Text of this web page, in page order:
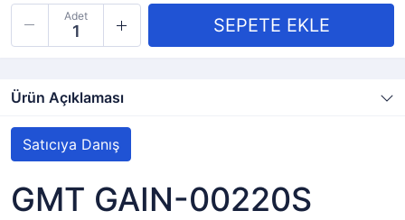
Adet
Ürün Açıklaması
Satıcıya Danış
GMT GAIN-00220S